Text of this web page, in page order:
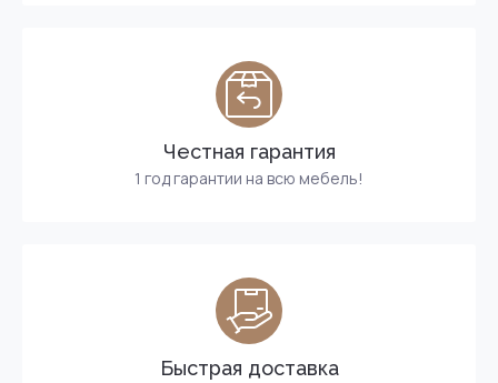
Честная гарантия
1 год гарантии на всю мебель!
Быстрая доставка